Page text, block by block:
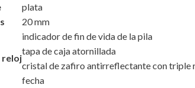
plata
20 mm
reloj
indicador de fin de vida de la pila
tapa de caja atornillada
cristal de zafiro antirreflectante con triple
fecha